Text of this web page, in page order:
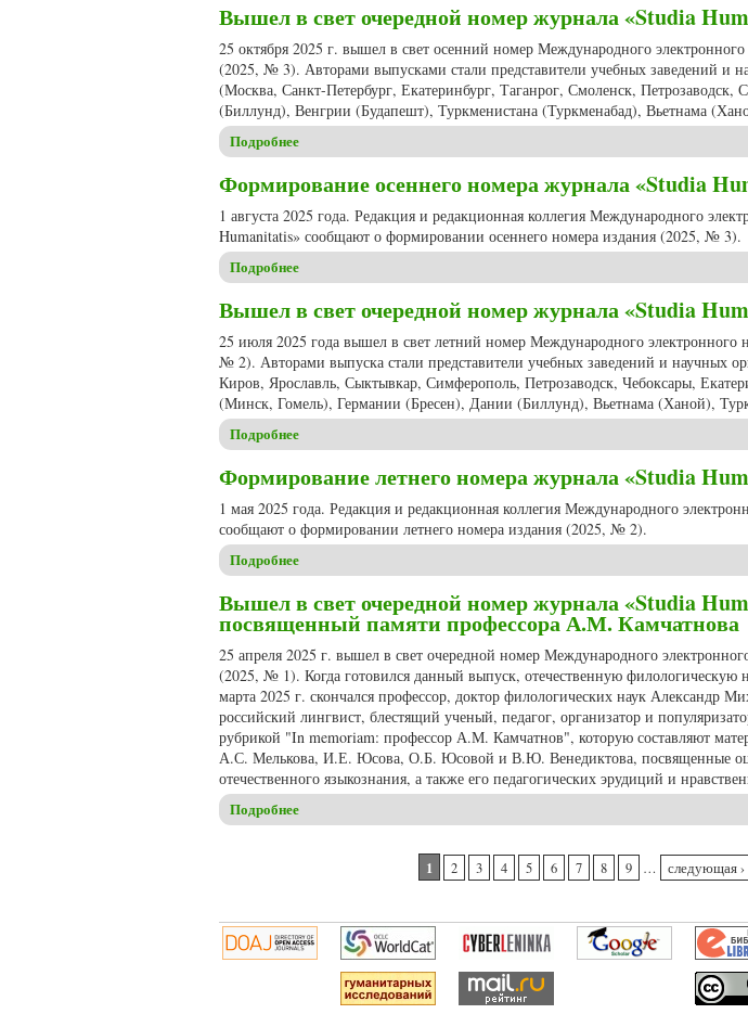
Вышел в свет очередной номер журнала «Studia
25 октября 2025 г. вышел в свет осенний номер Международного
(2025, № 3). Авторами выпусками стали представители учебных заведений и
(Москва, Санкт-Петербург, Екатеринбург, Таганрог, Смоленск,
(Биллунд), Венгрии (Будапешт), Туркменистана (Туркменабад), Вьетнама
Подробнее
Формирование осеннего номера журнала «Studia
1 августа 2025 года. Редакция и редакционная коллегия Международного
Humanitatis» сообщают о формировании осеннего номера издания (2025, № 3).
Подробнее
Вышел в свет очередной номер журнала «Studia
25 июля 2025 года вышел в свет летний номер Международного электронного
№ 2). Авторами выпуска стали представители учебных заведений и научных
Киров, Ярославль, Сыктывкар, Симферополь, Петрозаводск, Чебоксары,
(Минск, Гомель), Германии (Бресен), Дании (Биллунд), Вьетнама (Ханой),
Подробнее
Формирование летнего номера журнала «Studia
1 мая 2025 года. Редакция и редакционная коллегия Международного
сообщают о формировании летнего номера издания (2025, № 2).
Подробнее
Вышел в свет очередной номер журнала «Studia
посвященный памяти профессора А.М. Камчатнова
25 апреля 2025 г. вышел в свет очередной номер Международного
(2025, № 1). Когда готовился данный выпуск, отечественную филологическую
марта 2025 г. скончался профессор, доктор филологических наук Александр
российский лингвист, блестящий ученый, педагог, организатор и
рубрикой "In memoriam: профессор А.М. Камчатнов", которую составляют
А.С. Мелькова, И.Е. Юсова, О.Б. Юсовой и В.Ю. Венедиктова, посвященные
отечественного языкознания, а также его педагогических эрудиций и
Подробнее
1 2 3 4 5 6 7 8 9 … следующая ›